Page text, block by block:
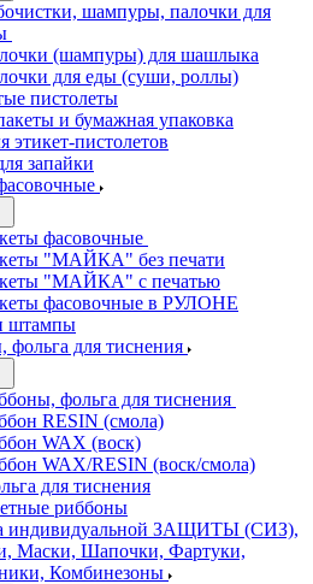
шампуры, палочки для
(шампуры) для шашлыка
для еды (суши, роллы)
пистолеты
и бумажная упаковка
этикет-пистолетов
запайки
фасовочные
"МАЙКА" без печати
"МАЙКА" с печатью
фасовочные в РУЛОНЕ
штампы
фольга для тиснения
фольга для тиснения
RESIN (смола)
WAX (воск)
WAX/RESIN (воск/смола)
для тиснения
риббоны
индивидуальной ЗАЩИТЫ (СИЗ),
Маски, Шапочки, Фартуки,
Комбинезоны